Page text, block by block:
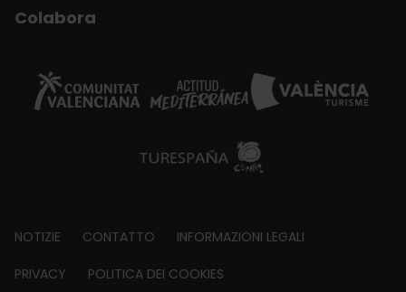
Colabora
Footer
about
NOTIZIE CONTATTO INFORMAZIONI LEGALI
PRIVACY POLITICA DEI COOKIES